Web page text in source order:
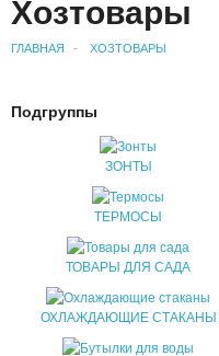
УХОД ЗА ВОЛОСАМИ
ПАТЧИ
КОСМЕТИЧЕКСКИЕ
КОРЕЙСКАЯ
КОСМЕТИЧКИ
МАСКИ ОТ ЧЕРНЫХ
Хозтовары
ГЛАВНАЯ ХОЗТОВАРЫ
Подгруппы
ЗОНТЫ
ТЕРМОСЫ
ТОВАРЫ ДЛЯ САДА
ОХЛАЖДАЮЩИЕ СТАКАНЫ